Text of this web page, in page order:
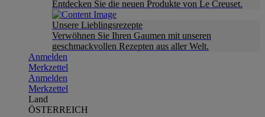
Entdecken Sie die neuen Produkte von Le Creuset.
Unsere Lieblingsrezepte
Verwöhnen Sie Ihren Gaumen mit unseren
geschmackvollen Rezepten aus aller Welt.
Anmelden
Merkzettel
Anmelden
Merkzettel
Land
ÖSTERREICH